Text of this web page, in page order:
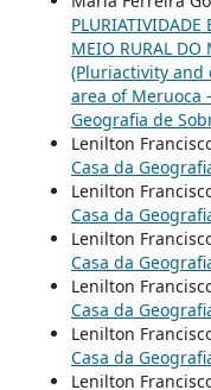
PLURIATIVIDADE
MEIO RURAL DO
(Pluriactivity
area of Meruoca
Geografia de
Lenilton
Casa da
Lenilton
Casa da
Lenilton
Casa da
Lenilton
Casa da
Lenilton
Casa da
Lenilton